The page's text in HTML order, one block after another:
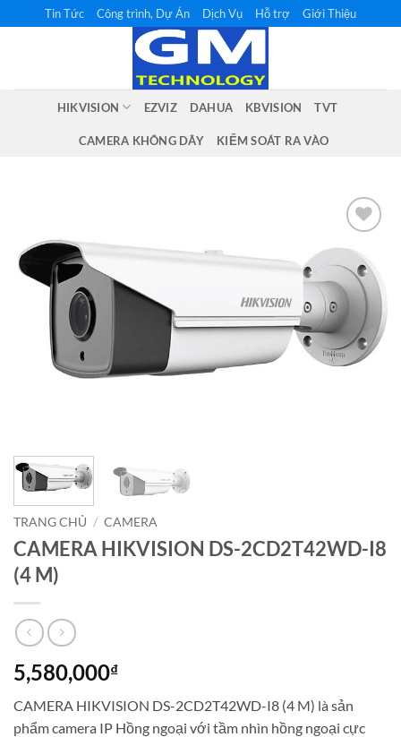
qua
Tin Tức Công trình, Dự Án Dịch Vụ Hỗ trợ Giới Thiệu
HIKVISION EZVIZ DAHUA KBVISION TVT
CAMERA KHÔNG DÂY KIỂM SOÁT RA VÀO
Add to
wishlist
TRANG CHỦ / CAMERA
CAMERA HIKVISION DS-2CD2T42WD-I8
(4 M)
5,580,000₫
CAMERA HIKVISION DS-2CD2T42WD-I8 (4 M) là sản
phẩm camera IP Hồng ngoại với tầm nhìn hồng ngoại cực